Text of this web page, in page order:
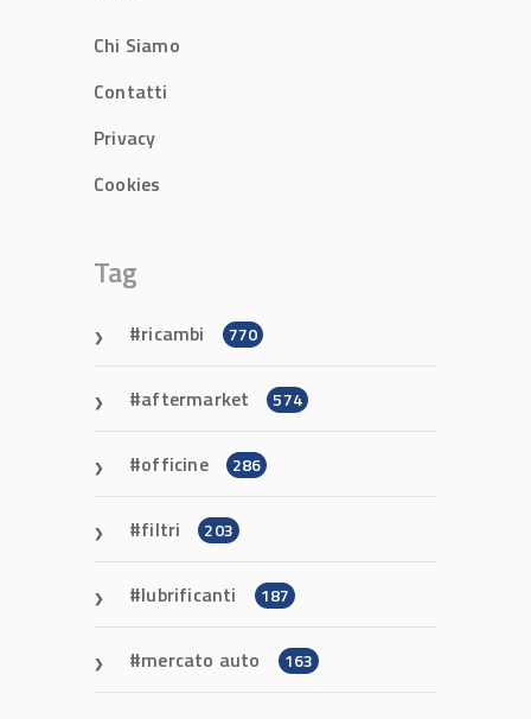
Chi Siamo
Contatti
Privacy
Cookies
Tag
ricambi 770
aftermarket 574
officine 286
filtri 203
lubrificanti 187
mercato auto 163